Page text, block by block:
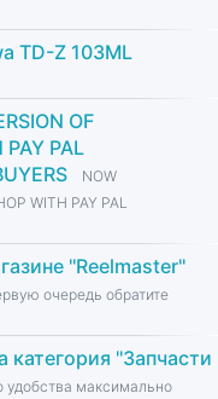
TD-Z 103ML
OF
PAY PAL
NOW
WITH PAY PAL
''Reelmaster''
очередь обратите
''Запчасти
удобства максимально